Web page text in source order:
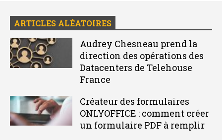
ARTICLES ALÉATOIRES
Audrey Chesneau prend la
direction des opérations des
Datacenters de Telehouse
France
Créateur des formulaires
ONLYOFFICE : comment créer
un formulaire PDF à remplir